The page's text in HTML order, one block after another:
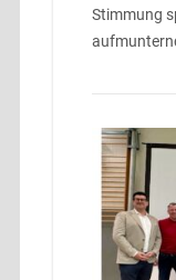
Stimmung